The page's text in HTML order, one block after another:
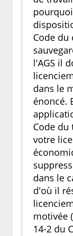
Code
l'AGS il
dans le
énoncé.
Code
votre
dans le
d'où il
motivée
14-2 du